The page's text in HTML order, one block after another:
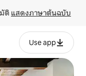
ติ แสดงภาษาต้นฉบับ
Use app